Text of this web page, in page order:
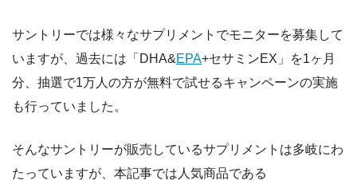
サントリーでは様々なサプリメントでモニターを募集して
いますが、過去には「DHA&EPA+セサミンEX」を1ヶ月
分、抽選で1万人の方が無料で試せるキャンペーンの実施
も行っていました。
そんなサントリーが販売しているサプリメントは多岐にわ
たっていますが、本記事では人気商品である